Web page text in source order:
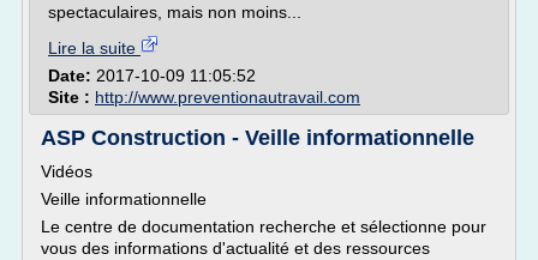
spectaculaires, mais non moins...
Lire la suite
Date: 2017-10-09 11:05:52
Site : http://www.preventionautravail.com
ASP Construction - Veille informationnelle
Vidéos
Veille informationnelle
Le centre de documentation recherche et sélectionne pour
vous des informations d'actualité et des ressources